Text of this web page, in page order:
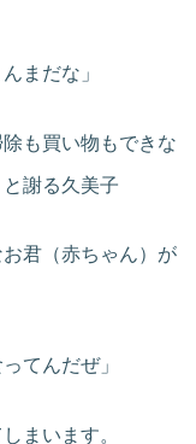
まだな」
も買い物もできな
謝る久美子
君（赤ちゃん）が
てんだぜ」
まいます。